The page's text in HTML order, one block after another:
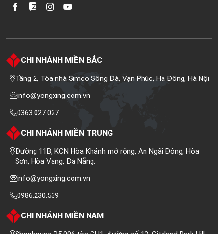
CHI NHÁNH MIỀN BẮC
Tầng 2, Tòa nhà Simco Sông Đà, Vạn Phúc, Hà Đông, Hà Nội
info@yongxing.com.vn
0363.027.027
CHI NHÁNH MIỀN TRUNG
Đường 11B, KCN Hòa Khánh mở rộng, An Ngãi Đông, Hòa
Sơn, Hòa Vang, Đà Nẵng.
info@yongxing.com.vn
0986.230.539
CHI NHÁNH MIỀN NAM